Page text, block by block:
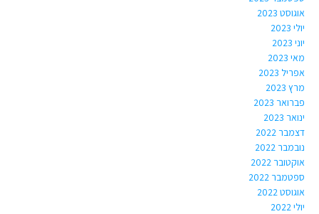
אוגוסט 2023
יולי 2023
יוני 2023
מאי 2023
אפריל 2023
מרץ 2023
פברואר 2023
ינואר 2023
דצמבר 2022
נובמבר 2022
אוקטובר 2022
ספטמבר 2022
אוגוסט 2022
יולי 2022